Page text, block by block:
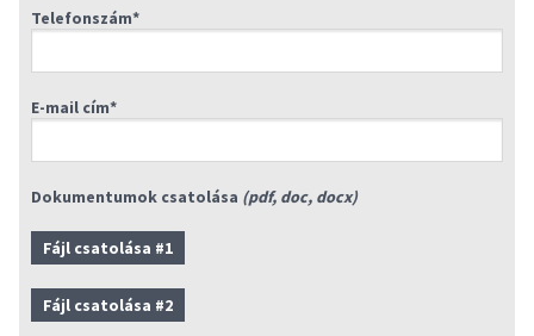
Telefonszám*
E-mail cím*
Dokumentumok csatolása (pdf, doc, docx)
Fájl csatolása #1
Fájl csatolása #2